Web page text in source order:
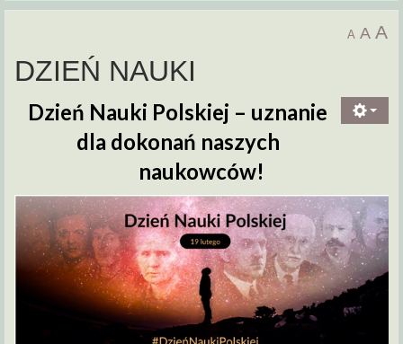
A A A
DZIEŃ NAUKI
Dzień Nauki Polskiej – uznanie
dla dokonań naszych
naukowców!